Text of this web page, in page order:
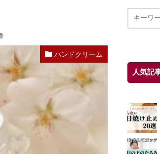
ハンドクリーム
人気記